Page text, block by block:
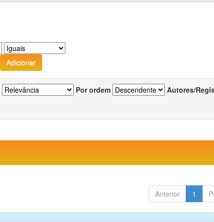
Por ordem Autores/
Anterior 1